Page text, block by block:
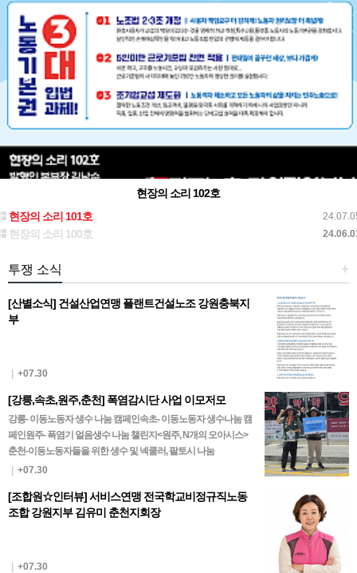
현장의 소리 102호
현장의 소리 101호
현장의 소리 100호
+
투쟁 소식
[산별소식] 건설산업연맹 플랜트건설노조 강원충북지
부
| +07.30
[강릉,속초,원주,춘천] 폭염감시단 사업 이모저모
강릉- 이동노동자 생수 나눔 캠페인속초- 이동노동자 생수나눔 캠
페인원주- 폭염기 얼음생수 나눔 챌린지<원주, N개의 오아시스>
춘천-이동노동자들을 위한 생수 및 넥쿨러, 팔토시 나눔
| +07.30
[조합원☆인터뷰] 서비스연맹 전국학교비정규직노동
조합 강원지부 김유미 춘천지회장
| +07.30